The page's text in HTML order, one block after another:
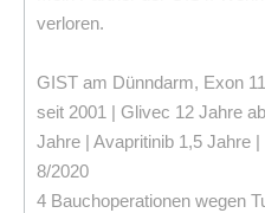
verloren.
GIST am Dünndarm, Exon
seit 2001 | Glivec 12 Jahre
Jahre | Avapritinib 1,5 Jahre
8/2020
4 Bauchoperationen wegen